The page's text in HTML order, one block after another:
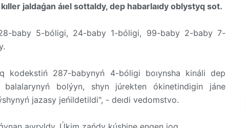
jaldaǵan áıel sottaldy, dep habarlaıdy oblystyq sot.
baby 5-bóligi, 24-baby 1-bóligi, 99-baby 2-baby 7-
kodekstiń 287-babynyń 4-bóligi boıynsha kináli dep
bolýyn, shyn júrekten ókinetindigin jáne
jazasy jeńildetildi", - deıdi vedomstvo.